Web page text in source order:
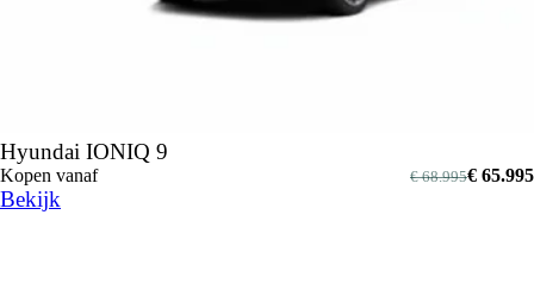
Hyundai IONIQ 9
Kopen vanaf € 65.995
€ 68.995
Bekijk